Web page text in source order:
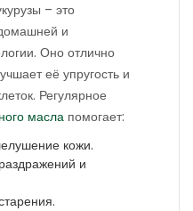
– это
и
Оно отлично
её упругость и
Регулярное
масла помогает:
кожи.
и